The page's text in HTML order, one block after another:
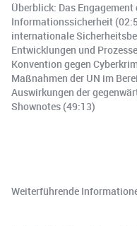
Überblick: Das Engagement
Informationssicherheit
internationale
Entwicklungen und
Konvention gegen
Maßnahmen der UN im
Auswirkungen der
Shownotes (49:13)
Weiterführende